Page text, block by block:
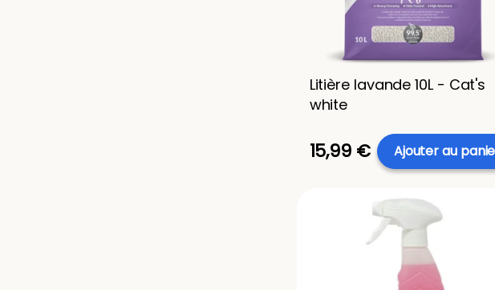
Litière lavande 10L - Cat's
white
15,99 € Ajouter au